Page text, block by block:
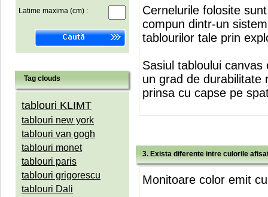
Latime maxima (cm) :
Tag clouds
tablouri KLIMT
tablouri new york
tablouri van gogh
tablouri monet
tablouri paris
tablouri grigorescu
tablouri Dali
Cernelurile folosite
compun dintr-un
tablourilor tale prin
Sasiul tabloului
un grad de durabilitate
prinsa cu capse pe
3. Exista diferente intre culorile
Monitoare color emit